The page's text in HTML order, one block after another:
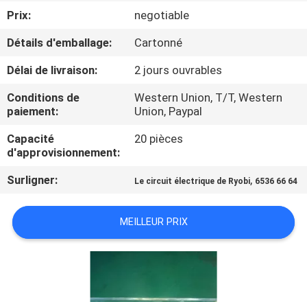
DE
QUALITÉ
CONTACTEZ-
NOUS
DEMANDEZ
UNE
CITATION
Prix:
negotiable
Détails d'emballage:
Cartonné
Délai de livraison:
2 jours ouvrables
Conditions de
paiement:
Western Union, T/T, Western
Union, Paypal
Capacité
d'approvisionnement:
20 pièces
Surligner: Le circuit électrique de Ryobi, 6536 66 64
MEILLEUR PRIX